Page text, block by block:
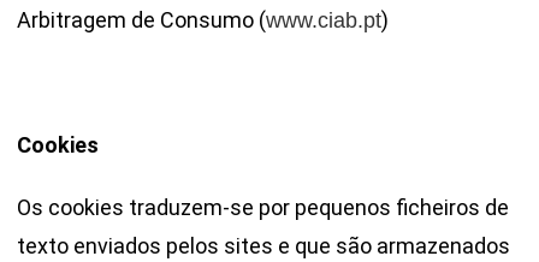
Arbitragem de Consumo (www.ciab.pt)
Cookies
Os cookies traduzem-se por pequenos ficheiros de
texto enviados pelos sites e que são armazenados